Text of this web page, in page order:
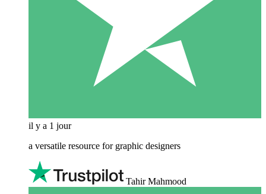
il y a 1 jour
a versatile resource for graphic designers
Tahir Mahmood